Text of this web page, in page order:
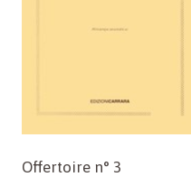
Offertoire n° 3